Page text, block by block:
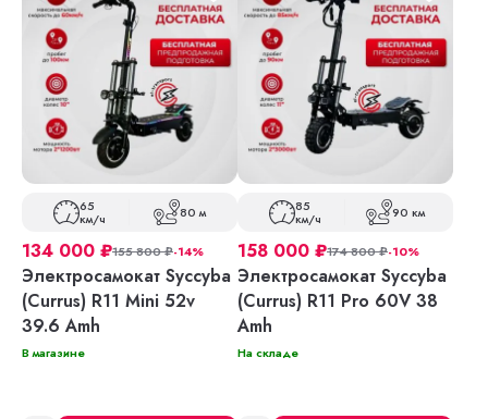
65
км/ч 80 м
134 000 ₽155 800₽-14%
Электросамокат Syccyba
(Currus) R11 Mini 52v
39.6 Amh
В магазине
85
км/ч 90 км
158 000 ₽174 800₽-10%
Электросамокат Syccyba
(Currus) R11 Pro 60V 38
Amh
На складе